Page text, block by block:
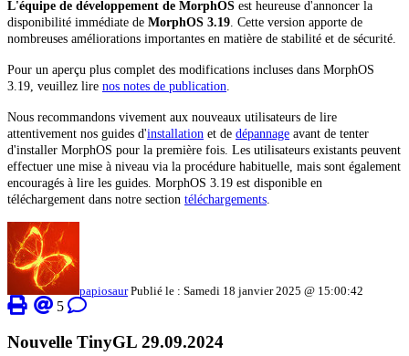
L'équipe de développement de MorphOS est heureuse d'annoncer la
disponibilité immédiate de MorphOS 3.19 . Cette version apporte de
nombreuses améliorations importantes en matière de stabilité et de sécurité.
Pour un aperçu plus complet des modifications incluses dans MorphOS
3.19, veuillez lire nos notes de publication
Nous recommandons vivement aux nouveaux utilisateurs de lire
attentivement nos guides d'installation et de dépannage avant de tenter
d'installer MorphOS pour la première fois. Les utilisateurs existants peuvent
effectuer une mise à niveau via la procédure habituelle, mais sont également
encouragés à lire les guides. MorphOS 3.19 est disponible en
téléchargement dans notre section téléchargements
papiosaurPublié le : Samedi 18 janvier 2025 @ 15:00:42
5
Nouvelle TinyGL 29.09.2024